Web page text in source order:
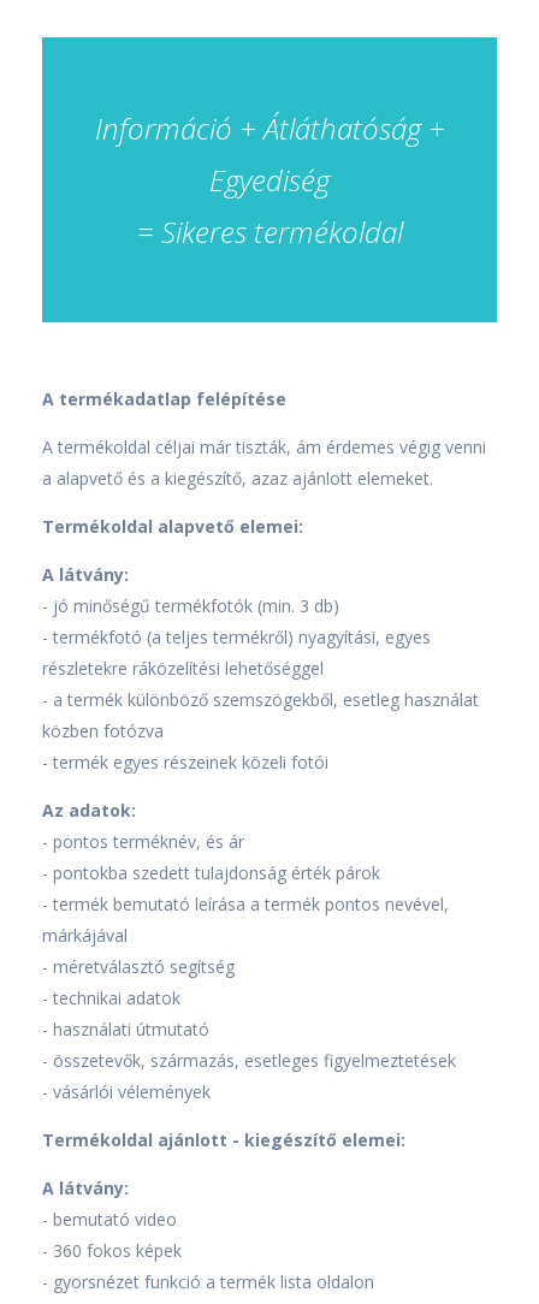
Információ + Átláthatóság +
Egyediség
= Sikeres termékoldal
A termékadatlap felépítése
A termékoldal céljai már tiszták, ám érdemes végig venni
a alapvető és a kiegészítő, azaz ajánlott elemeket.
Termékoldal alapvető elemei:
A látvány:
- jó minőségű termékfotók (min. 3 db)
- termékfotó (a teljes termékről) nyagyítási, egyes
részletekre ráközelítési lehetőséggel
- a termék különböző szemszögekből, esetleg használat
közben fotózva
- termék egyes részeinek közeli fotói
Az adatok:
- pontos terméknév, és ár
- pontokba szedett tulajdonság érték párok
- termék bemutató leírása a termék pontos nevével,
márkájával
- méretválasztó segítség
- technikai adatok
- használati útmutató
- összetevők, származás, esetleges figyelmeztetések
- vásárlói vélemények
Termékoldal ajánlott - kiegészítő elemei:
A látvány:
- bemutató video
- 360 fokos képek
- gyorsnézet funkció a termék lista oldalon